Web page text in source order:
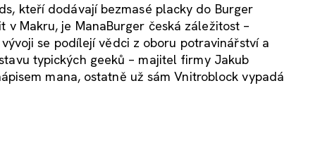
kteří dodávají bezmasé placky do Burger
v Makru, je ManaBurger česká záležitost –
se podílejí vědci z oboru potravinářství a
typických geeků – majitel firmy Jakub
mana, ostatně už sám Vnitroblock vypadá